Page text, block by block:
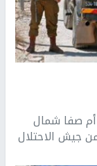
أم صفا شمال
جيش الاحتلال